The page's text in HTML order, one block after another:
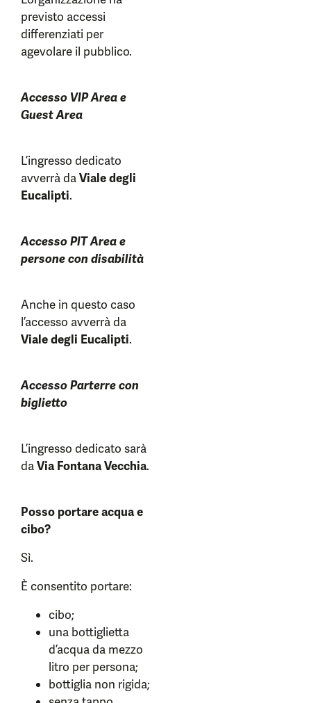
previsto accessi
differenziati per
agevolare il pubblico.
Accesso VIP Area e
Guest Area
L’ingresso dedicato
avverrà daViale degli
Eucalipti.
Accesso PIT Area e
persone con disabilità
Anche in questo caso
l’accesso avverrà da
Viale degli Eucalipti.
Accesso Parterre con
biglietto
L’ingresso dedicato sarà
daVia Fontana Vecchia.
Posso portare acqua e
cibo?
Sì.
È consentito portare:
cibo;
una bottiglietta
d’acqua da mezzo
litro per persona;
bottiglia non rigida;